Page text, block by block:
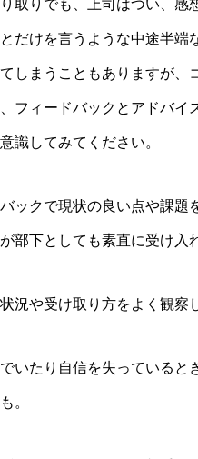
り取りでも、上司はつい、感
だけを言うような中途半端
しまうこともありますが、
フィードバックとアドバイ
識してみてください。
ックで現状の良い点や課
部下としても素直に受け入
況や受け取り方をよく観察
いたり自信を失っていると
。